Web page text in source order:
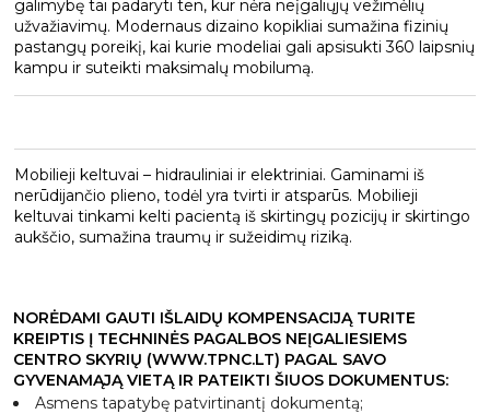
galimybę tai padaryti ten, kur nėra neįgaliųjų vežimėlių
užvažiavimų. Modernaus dizaino kopikliai sumažina fizinių
pastangų poreikį, kai kurie modeliai gali apsisukti 360 laipsnių
kampu ir suteikti maksimalų mobilumą.
Mobilieji keltuvai – hidrauliniai ir elektriniai. Gaminami iš
nerūdijančio plieno, todėl yra tvirti ir atsparūs. Mobilieji
keltuvai tinkami kelti pacientą iš skirtingų pozicijų ir skirtingo
aukščio, sumažina traumų ir sužeidimų riziką.
NORĖDAMI GAUTI IŠLAIDŲ KOMPENSACIJĄ TURITE
KREIPTIS Į TECHNINĖS PAGALBOS NEĮGALIESIEMS
CENTRO SKYRIŲ (WWW.TPNC.LT) PAGAL SAVO
GYVENAMĄJĄ VIETĄ IR PATEIKTI ŠIUOS DOKUMENTUS:
Asmens tapatybę patvirtinantį dokumentą;